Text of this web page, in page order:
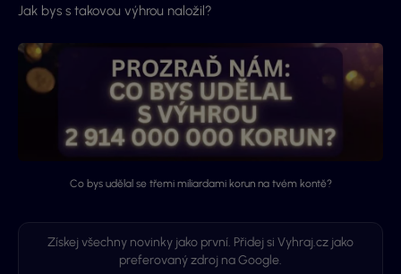
Jak bys s takovou výhrou naložil?
Co bys udělal se třemi miliardami korun na tvém kontě?
Získej všechny novinky jako první. Přidej si Vyhraj.cz jako
preferovaný zdroj na Google.